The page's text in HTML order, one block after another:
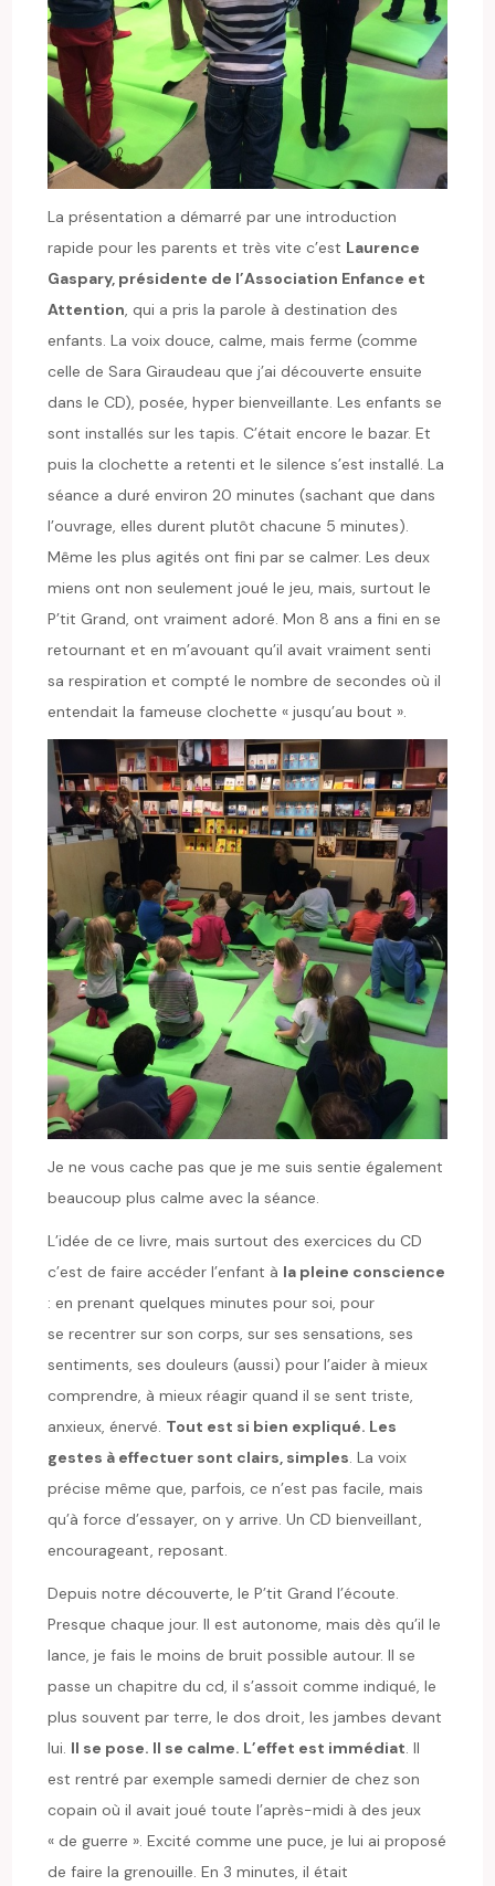
La présentation a démarré par une introduction
rapide pour les parents et très vite c’est Laurence
Gaspary, présidente de l’Association Enfance et
Attention, qui a pris la parole à destination des
enfants. La voix douce, calme, mais ferme (comme
celle de Sara Giraudeau que j’ai découverte ensuite
dans le CD), posée, hyper bienveillante. Les enfants se
sont installés sur les tapis. C’était encore le bazar. Et
puis la clochette a retenti et le silence s’est installé. La
séance a duré environ 20 minutes (sachant que dans
l’ouvrage, elles durent plutôt chacune 5 minutes).
Même les plus agités ont fini par se calmer. Les deux
miens ont non seulement joué le jeu, mais, surtout le
P’tit Grand, ont vraiment adoré. Mon 8 ans a fini en se
retournant et en m’avouant qu’il avait vraiment senti
sa respiration et compté le nombre de secondes où il
entendait la fameuse clochette « jusqu’au bout ».
Je ne vous cache pas que je me suis sentie également
beaucoup plus calme avec la séance.
L’idée de ce livre, mais surtout des exercices du CD
c’est de faire accéder l’enfant à la pleine conscience
: en prenant quelques minutes pour soi, pour
se recentrer sur son corps, sur ses sensations, ses
sentiments, ses douleurs (aussi) pour l’aider à mieux
comprendre, à mieux réagir quand il se sent triste,
anxieux, énervé. Tout est si bien expliqué. Les
gestes à effectuer sont clairs, simples. La voix
précise même que, parfois, ce n’est pas facile, mais
qu’à force d’essayer, on y arrive. Un CD bienveillant,
encourageant, reposant.
Depuis notre découverte, le P’tit Grand l’écoute.
Presque chaque jour. Il est autonome, mais dès qu’il le
lance, je fais le moins de bruit possible autour. Il se
passe un chapitre du cd, il s’assoit comme indiqué, le
plus souvent par terre, le dos droit, les jambes devant
lui. Il se pose. Il se calme. L’effet est immédiat. Il
est rentré par exemple samedi dernier de chez son
copain où il avait joué toute l’après-midi à des jeux
« de guerre ». Excité comme une puce, je lui ai proposé
de faire la grenouille. En 3 minutes, il était